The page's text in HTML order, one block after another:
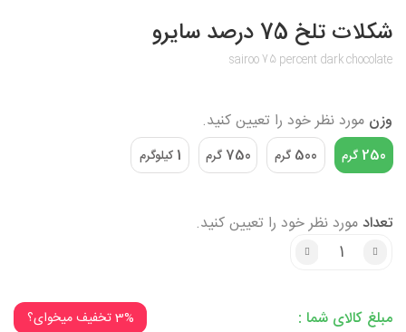
شکلات تلخ 75 درصد سایرو
sairoo 75 percent dark chocolate
وزن مورد نظر خود را تعیین کنید.
250گرم 500 گرم 750 گرم 1 کیلوگرم
تعدادمورد نظر خود را تعیین کنید.
مبلغ کالای شما :
روی من کلیک کن!